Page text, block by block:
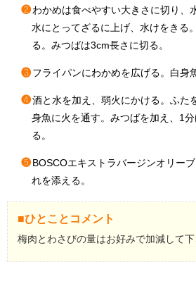
❷わかめは食べやすい大きさに切り、
水にとってざるに上げ、水けをきる
る。みつばは3cm長さに切る。
❸ フライパンにわかめを広げる。白身
❹酒と水を加え、弱火にかける。ふた
身魚に火を通す。みつばを加え、1
る。
❺ BOSCOエキストラバージンオリー
れを添える。
■ひとことコメント
梅肉とわさびの量はお好みで加減して下